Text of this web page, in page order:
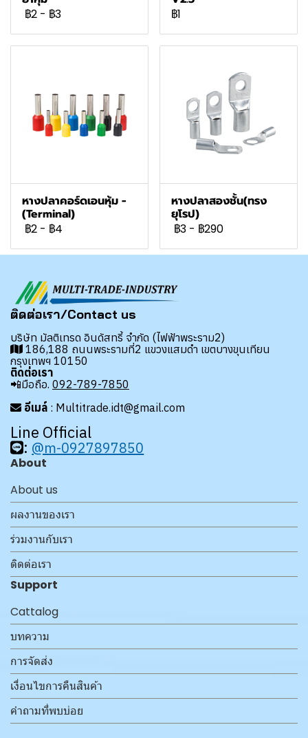
฿2 - ฿3 ฿1
หางปลาคอร์ดเอนหุ้ม -
(Terminal)
฿2 - ฿4
หางปลาสองชั้น(ทรง
ยุโรป)
฿3 - ฿290
ติดต่อเรา/Contact us
บริษัท มัลติเทรด อินดัสทรี้ จำกัด (ไฟฟ้าพระราม2)
186,188 ถนนพระรามที่2 แขวงแสมดำ เขตบางขุนเทียน
กรุงเทพฯ 10150
ติดต่อเรา
📲มือถือ. 092-789-7850
อีเมล์ : Multitrade.idt@gmail.com
Line Official
: @m-0927897850
About
About us
ผลงานของเรา
ร่วมงานกับเรา
ติดต่อเรา
Support
Cattalog
บทความ
การจัดส่ง
เงื่อนไขการคืนสินค้า
คำถามที่พบบ่อย